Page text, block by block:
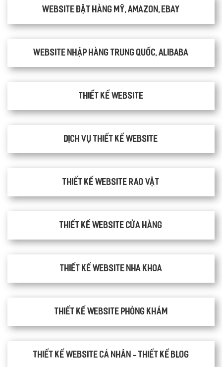
Website đặt hàng Mỹ, Amazon, Ebay
Website nhập hàng Trung Quốc, Alibaba
Thiết kế website
Dịch vụ thiết kế website
thiết kế website rao vặt
Thiết kế website cửa hàng
Thiết kế website nha khoa
thiết kế website phòng khám
Thiết kế website cá nhân - Thiết kế blog